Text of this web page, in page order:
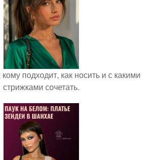
подходит, как носить и с какими
стрижками сочетать.